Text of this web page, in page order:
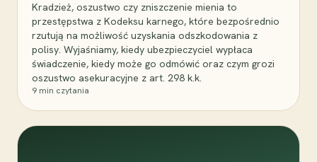
Kradzież, oszustwo czy zniszczenie mienia to
przestępstwa z Kodeksu karnego, które bezpośrednio
rzutują na możliwość uzyskania odszkodowania z
polisy. Wyjaśniamy, kiedy ubezpieczyciel wypłaca
świadczenie, kiedy może go odmówić oraz czym grozi
oszustwo asekuracyjne z art. 298 k.k.
9 min czytania